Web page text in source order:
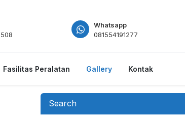
Whatsapp
081554191277
Fasilitas Peralatan Gallery Kontak
Search